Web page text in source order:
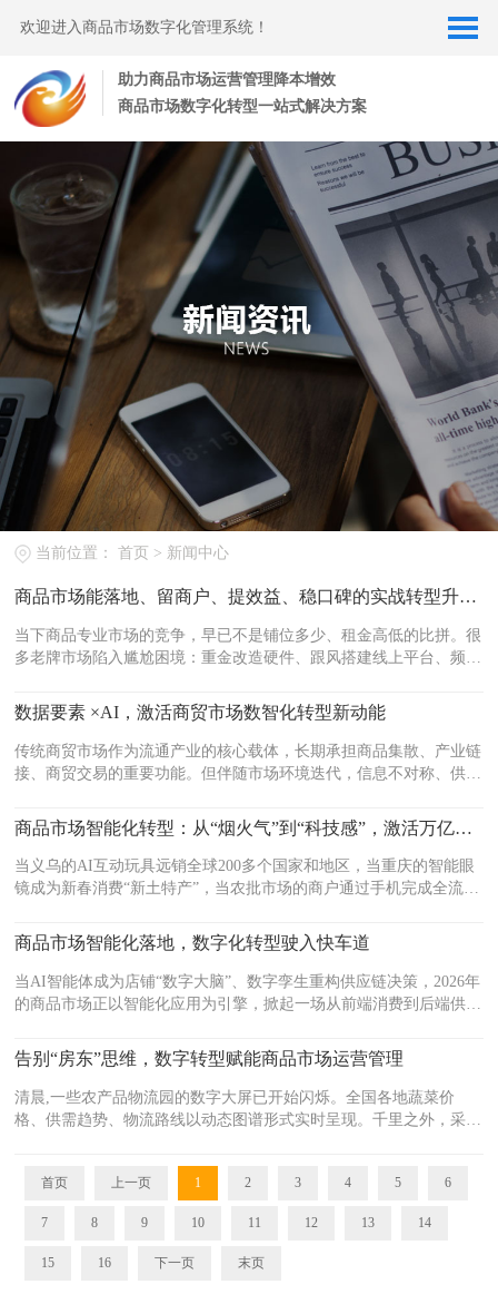
欢迎进入商品市场数字化管理系统！
助力商品市场运营管理降本增效
商品市场数字化转型一站式解决方案
当前位置： 首页 > 新闻中心
商品市场能落地、留商户、提效益、稳口碑的实战转型升级路径
当下商品专业市场的竞争，早已不是铺位多少、租金高低的比拼。很
多老牌市场陷入尴尬困境：重金改造硬件、跟风搭建线上平台、频繁
增量，转型沦为流于形...
数据要素 ×AI，激活商贸市场数智化转型新动能
传统商贸市场作为流通产业的核心载体，长期承担商品集散、产业链
接、商贸交易的重要功能。但伴随市场环境迭代，信息不对称、供需
字经济浪潮之下，以数...
商品市场智能化转型：从“烟火气”到“科技感”，激活万亿市场新动能
当义乌的AI互动玩具远销全球200多个国家和地区，当重庆的智能眼
镜成为新春消费“新土特产”，当农批市场的商户通过手机完成全流程
每一个角落。商...
商品市场智能化落地，数字化转型驶入快车道
当AI智能体成为店铺“数字大脑”、数字孪生重构供应链决策，2026年
的商品市场正以智能化应用为引擎，掀起一场从前端消费到后端供应
新质生产力模...
告别“房东”思维，数字转型赋能商品市场运营管理
清晨,一些农产品物流园的数字大屏已开始闪烁。全国各地蔬菜价
格、供需趋势、物流路线以动态图谱形式实时呈现。千里之外，采购
北京，全程温控数据同...
首页 上一页 1 2 3 4 5 6
7 8 9 10 11 12 13 14
15 16 下一页 末页